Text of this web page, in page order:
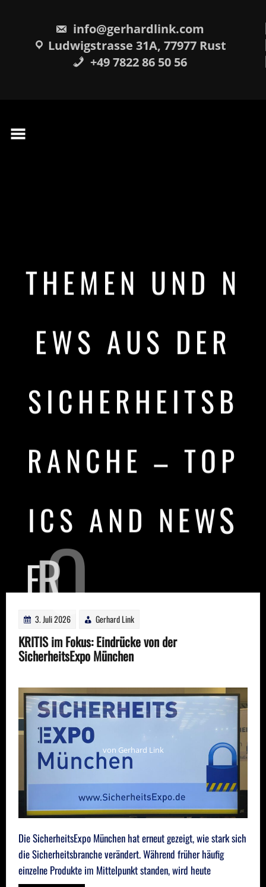
info@gerhardlink.com
Ludwigstrasse 31A, 77977 Rust
+49 7822 86 50 56
THEMEN UND N
EWS AUS DER
SICHERHEITSB
RANCHE – TOP
ICS AND NEWS
FR M ESE
C
von Gerhard Link
3. Juli 2026 Gerhard Link
KRITIS im Fokus: Eindrücke von der
SicherheitsExpo München
Die SicherheitsExpo München hat erneut gezeigt, wie stark sich
die Sicherheitsbranche verändert. Während früher häufig
einzelne Produkte im Mittelpunkt standen, wird heute